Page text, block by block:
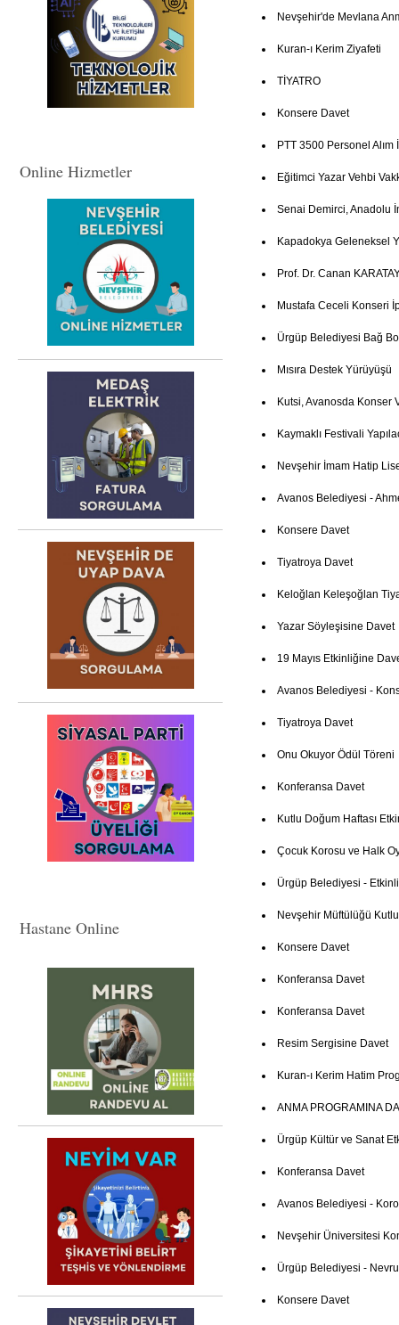
Online Hizmetler
Hastane Online
Nevşehir'de Mevlana
Kuran-ı Kerim Ziyafeti
TİYATRO
Konsere Davet
PTT 3500 Personel Alım
Eğitimci Yazar Vehbi
Senai Demirci, Anadolu
Kapadokya Geleneksel
Prof. Dr. Canan
Mustafa Ceceli Konseri
Ürgüp Belediyesi Bağ
Mısıra Destek Yürüyüşü
Kutsi, Avanosda Konser
Kaymaklı Festivali
Nevşehir İmam Hatip
Avanos Belediyesi -
Konsere Davet
Tiyatroya Davet
Keloğlan Keleşoğlan
Yazar Söyleşisine Davet
19 Mayıs Etkinliğine
Avanos Belediyesi -
Tiyatroya Davet
Onu Okuyor Ödül Töreni
Konferansa Davet
Kutlu Doğum Haftası
Çocuk Korosu ve Halk
Ürgüp Belediyesi -
Nevşehir Müftülüğü
Konsere Davet
Konferansa Davet
Konferansa Davet
Resim Sergisine Davet
Kuran-ı Kerim Hatim
ANMA PROGRAMINA
Ürgüp Kültür ve Sanat
Konferansa Davet
Avanos Belediyesi -
Nevşehir Üniversitesi
Ürgüp Belediyesi -
Konsere Davet